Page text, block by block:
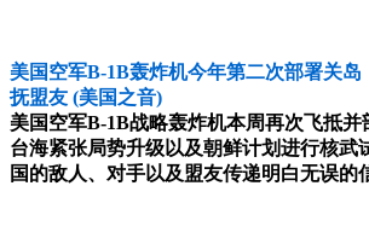
美国空军B-1B轰炸机今年第二次部署关岛
抚盟友 (美国之音)
美国空军B-1B战略轰炸机本周再次飞抵
台海紧张局势升级以及朝鲜计划进行核武
国的敌人、对手以及盟友传递明白无误的